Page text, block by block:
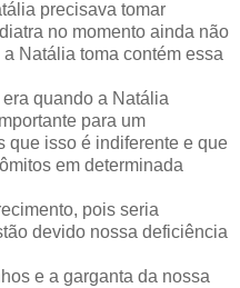
precisava tomar
no momento ainda não
Natália toma contém essa
quando a Natália
para um
que isso é indiferente e que
em determinada
pois seria
devido nossa deficiência
e a garganta da nossa